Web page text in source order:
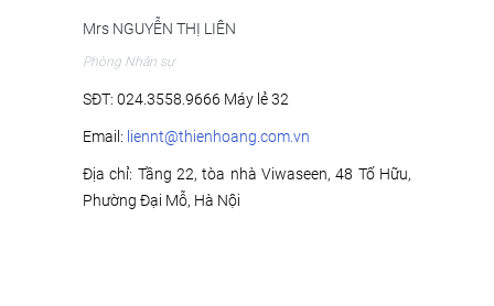
Mrs NGUYỄN THỊ LIÊN
Phòng Nhân sự
SĐT: 024.3558.9666 Máy lẻ 32
Email: liennt@thienhoang.com.vn
Địa chỉ: Tầng 22, tòa nhà Viwaseen, 48 Tố Hữu,
Phường Đại Mỗ, Hà Nội